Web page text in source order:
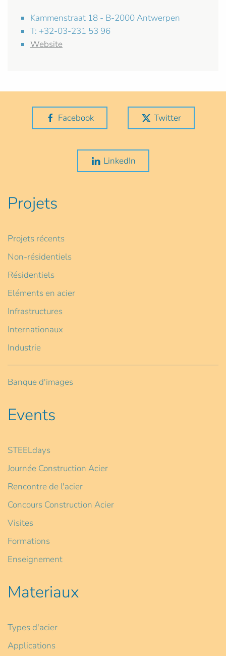
Kammenstraat 18 - B-2000 Antwerpen
T: +32-03-231 53 96
Website
Facebook Twitter
LinkedIn
Projets
Projets récents
Non-résidentiels
Résidentiels
Eléments en acier
Infrastructures
Internationaux
Industrie
Banque d'images
Events
STEELdays
Journée Construction Acier
Rencontre de l'acier
Concours Construction Acier
Visites
Formations
Enseignement
Materiaux
Types d'acier
Applications